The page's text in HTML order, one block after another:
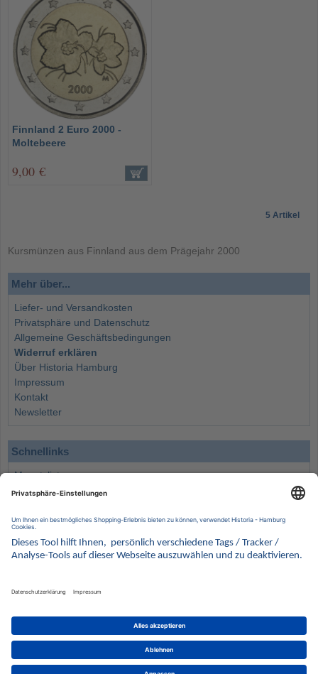
Finnland 2 Euro 2000 -
Moltebeere
9,00 €
5 Artikel
Kursmünzen aus Finnland aus dem Prägejahr 2000
Mehr über...
Liefer- und Versandkosten
Privatsphäre und Datenschutz
Allgemeine Geschäftsbedingungen
Widerruf erklären
Über Historia Hamburg
Impressum
Kontakt
Newsletter
Schnellinks
Monatsliste
Angebote
Wissenswertes
Kontakt
Wir behalten uns vor, für ausgewählte Münzen die Differenzbesteuerung gemäß § 25a UStG
anzuwenden.
Alle Angebote freibleibend solange der Vorrat reicht. Irrtum vorbehalten. Bilder sind
Beispielbilder